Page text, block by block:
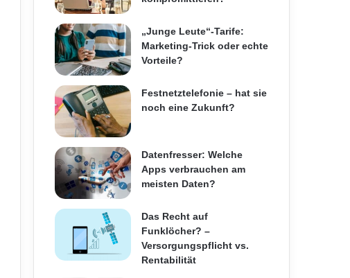
„Junge Leute“-Tarife:
Marketing-Trick oder echte
Vorteile?
Festnetztelefonie – hat sie
noch eine Zukunft?
Datenfresser: Welche
Apps verbrauchen am
meisten Daten?
Das Recht auf
Funklöcher? –
Versorgungspflicht vs.
Rentabilität